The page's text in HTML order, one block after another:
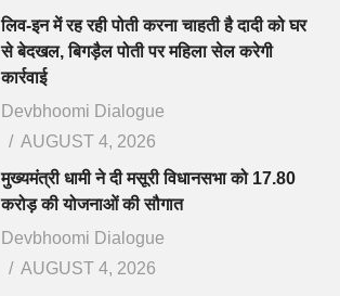
लिव-इन में रह रही पोती करना चाहती है दादी को घर
से बेदखल, बिगड़ैल पोती पर महिला सेल करेगी
कार्रवाई
Devbhoomi Dialogue
AUGUST 4, 2026
मुख्यमंत्री धामी ने दी मसूरी विधानसभा को 17.80
करोड़ की योजनाओं की सौगात
Devbhoomi Dialogue
AUGUST 4, 2026